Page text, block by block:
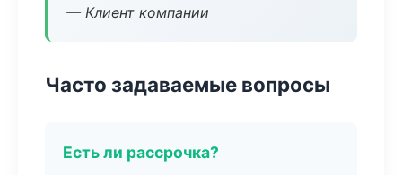
— Клиент компании
Часто задаваемые вопросы
Есть ли рассрочка?